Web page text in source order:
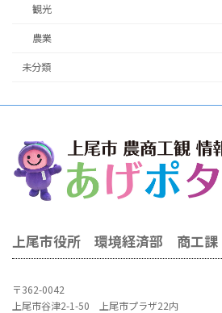
観光
農業
未分類
上尾市役所 環境経済部 商工課
〒362-0042
上尾市谷津2-1-50 上尾市プラザ22内